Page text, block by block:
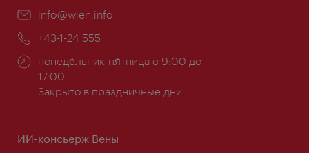
Эл.
info@wien.info
Телефон:
+43-1-24 555
Часы
работы:
понеде́льник-пя́тница с 9:00 до
17:00
Закрыто в праздничные дни
ИИ-консьерж Вены